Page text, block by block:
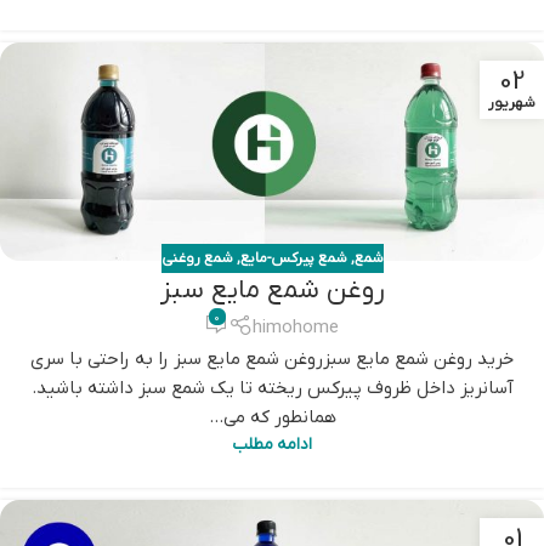
02
شهریور
شمع,شمع پیرکس-مایع,شمع روغنی
روغن شمع مایع سبز
himohome
0
خرید روغن شمع مایع سبزروغن شمع مایع سبز را به راحتی با سری
آسانریز داخل ظروف پیرکس ریخته تا یک شمع سبز داشته باشید.
همانطور که می...
ادامه مطلب